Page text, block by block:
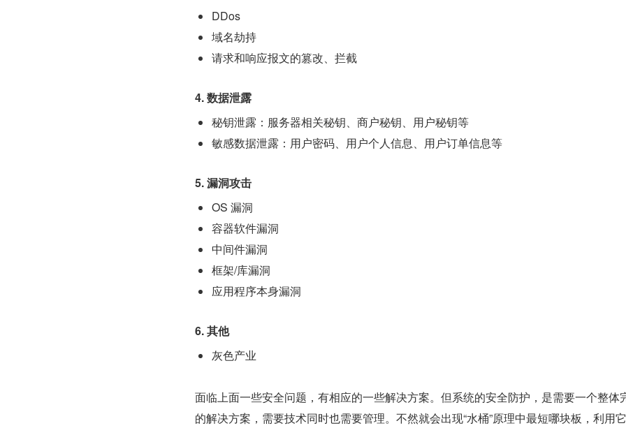
DDos
域名劫持
请求和响应报文的篡改、拦截
4. 数据泄露
秘钥泄露：服务器相关秘钥、商户秘钥、用户秘钥等
敏感数据泄露：用户密码、用户个人信息、用户订单信息等
5. 漏洞攻击
OS 漏洞
容器软件漏洞
中间件漏洞
框架/库漏洞
应用程序本身漏洞
6. 其他
灰色产业
面临上面一些安全问题，有相应的一些解决方案。但系统的安全防护，是需要一个整体
的解决方案，需要技术同时也需要管理。不然就会出现“水桶”原理中最短哪块板，利用